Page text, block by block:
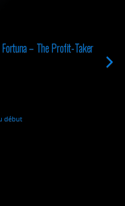
– The Profit-Taker
début